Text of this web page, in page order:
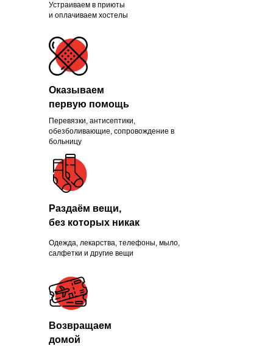
Устраиваем в приюты
и оплачиваем хостелы
Перевязки, антисептики,
обезболивающие, сопровождение в
больницу
Оказываем
первую помощь
Одежда, лекарства, телефоны, мыло,
салфетки и другие вещи
Раздаём вещи,
без которых никак
Возвращаем
домой
Помогли больше, чем
1300 нуждающихся и
продолжаем это делать
каждый день
ПРИСОЕДИНИТЬСЯ
Зачем помогать